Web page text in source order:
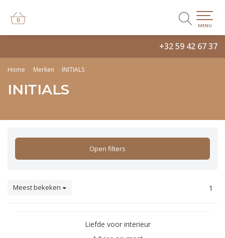
+32 59 42 67 37
0
0
MENU
Home Merken INITIALS
INITIALS
Open filters
Meest bekeken 1
Liefde voor interieur